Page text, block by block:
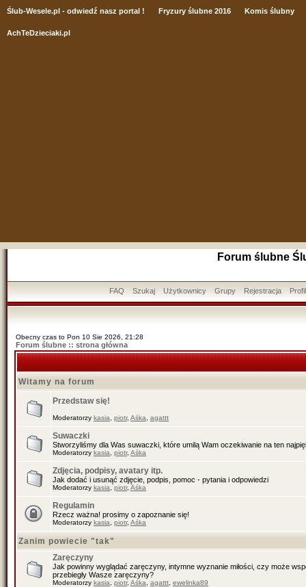
Ślub-Wesele.pl - odwiedź nasz portal ! Fryzury ślubne 2016 Komis ślubny
AchTeDzieciaki.pl
Forum ślubne
FAQ Szukaj Użytkownicy Grupy Rejestracja Profil
Obecny czas to Pon 10 Sie 2026, 21:28
Forum ślubne :: strona główna
Witamy na forum
Przedstaw się!
Moderatorzy kasia piotr, Aśka agattt
Suwaczki
Stworzyliśmy dla Was suwaczki, które umilą Wam oczekiwanie na ten
Moderatorzy kasia piotr, Aśka
Zdjęcia, podpisy, avatary itp.
Jak dodać i usunąć zdjęcie, podpis, pomoc - pytania i odpowiedzi
Moderatorzy kasia piotr, Aśka
Regulamin
Rzecz ważna! prosimy o zapoznanie się!
Moderatorzy kasia piotr, Aśka
Zanim powiecie "tak"
Zaręczyny
Jak powinny wyglądać zaręczyny, intymne wyznanie miłości, czy może
przebiegły Wasze zaręczyny?
Moderatorzy kasia piotr, Aśka agattt ewelinka89